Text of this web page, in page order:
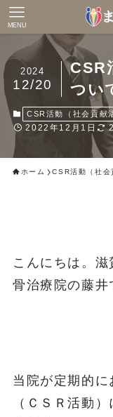
MENU
CSR
つい
2024
12/20
CSR活動（社会貢献
2022年12月1日
ホーム CSR活動（社会
こんにちは。
骨治療院の藤井
当院が定期的
（ＣＳＲ活動